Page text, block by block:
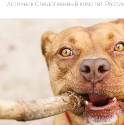
Источник:Следственный комитет